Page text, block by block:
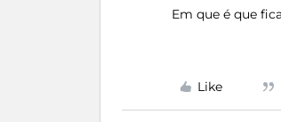
Em que é que
Like